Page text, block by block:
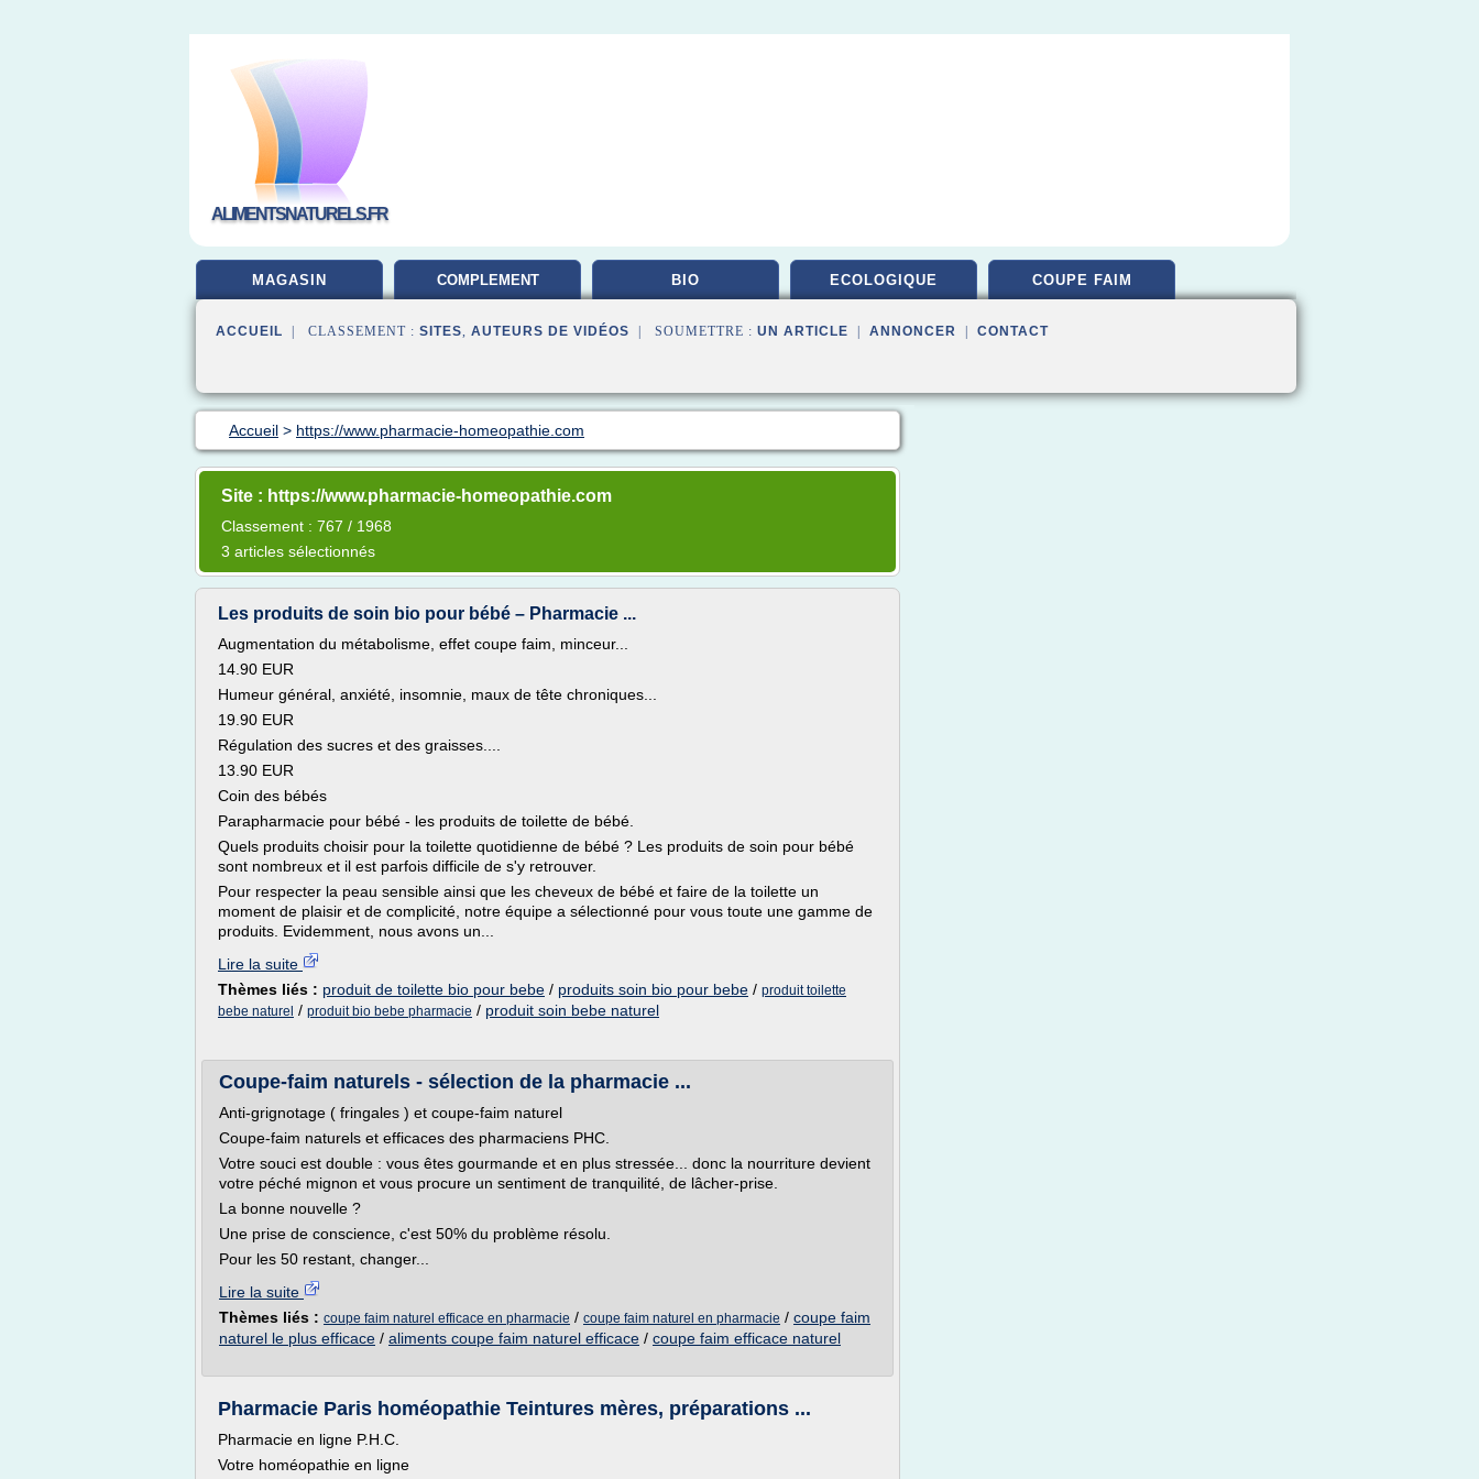
ALIMENTSNATURELS.FR
MAGASIN COMPLEMENT BIO ECOLOGIQUE COUPE FAIM
ACCUEIL | CLASSEMENT : SITES, AUTEURS DE VIDÉOS | SOUMETTRE : UN ARTICLE ANNONCER CONTACT
Accueil > https://www.pharmacie-homeopathie.com
Site : https://www.pharmacie-homeopathie.com
Classement : 767 / 1968
3 articles sélectionnés
Les produits de soin bio pour bébé – Pharmacie ...
Augmentation du métabolisme, effet coupe faim, minceur...
14.90 EUR
Humeur général, anxiété, insomnie, maux de tête chroniques...
19.90 EUR
Régulation des sucres et des graisses....
13.90 EUR
Coin des bébés
Parapharmacie pour bébé - les produits de toilette de bébé.
Quels produits choisir pour la toilette quotidienne de bébé ? Les produits de soin pour bébé
sont nombreux et il est parfois difficile de s'y retrouver.
Pour respecter la peau sensible ainsi que les cheveux de bébé et faire de la toilette un
moment de plaisir et de complicité, notre équipe a sélectionné pour vous toute une gamme de
produits. Evidemment, nous avons un...
Lire la suite
Thèmes liés : produit de toilette bio pour bebe / produits soin bio pour bebe / produit toilette
bebe naturel / produit bio bebe pharmacie / produit soin bebe naturel
Coupe-faim naturels - sélection de la pharmacie ...
Anti-grignotage ( fringales ) et coupe-faim naturel
Coupe-faim naturels et efficaces des pharmaciens PHC.
Votre souci est double : vous êtes gourmande et en plus stressée... donc la nourriture devient
votre péché mignon et vous procure un sentiment de tranquilité, de lâcher-prise.
La bonne nouvelle ?
Une prise de conscience, c'est 50% du problème résolu.
Pour les 50 restant, changer...
Lire la suite
Thèmes liés : coupe faim naturel efficace en pharmacie / coupe faim naturel en pharmacie / coupe faim
naturel le plus efficace / aliments coupe faim naturel efficace / coupe faim efficace naturel
Pharmacie Paris homéopathie Teintures mères, préparations ...
Pharmacie en ligne P.H.C.
Votre homéopathie en ligne